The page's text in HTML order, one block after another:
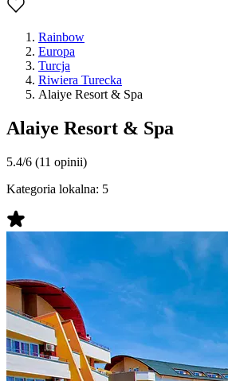
Rainbow
Europa
Turcja
Riwiera Turecka
Alaiye Resort & Spa
Alaiye Resort & Spa
5.4/6 (11 opinii)
Kategoria lokalna: 5